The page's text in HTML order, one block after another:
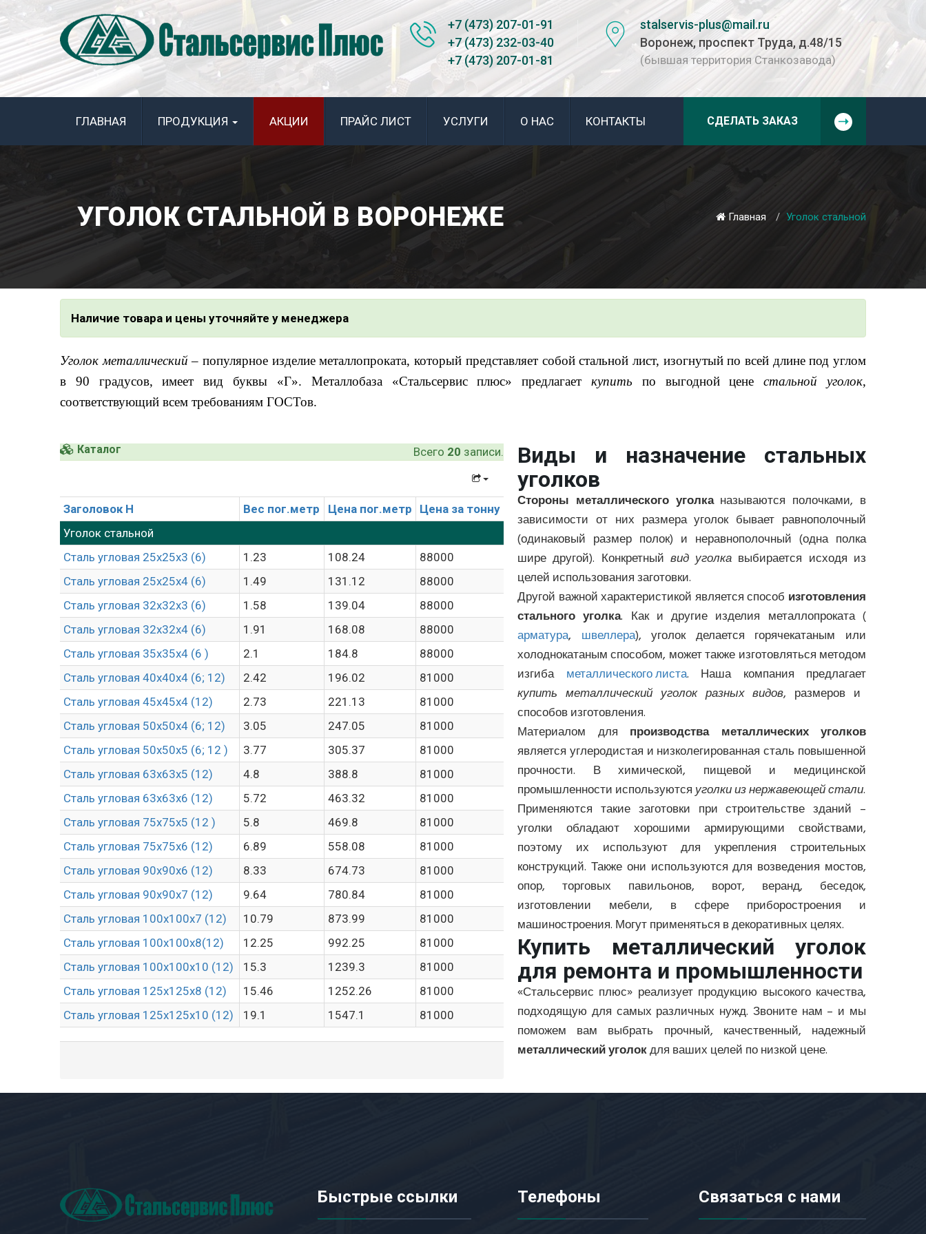
+7 (473) 207-01-91
+7 (473) 232-03-40
+7 (473) 207-01-81
stalservis-plus@mail.ru
Воронеж, проспект Труда, д.48/15
(бывшая территория Станкозавода)
ГЛАВНАЯ ПРОДУКЦИЯ АКЦИИ ПРАЙС ЛИСТ УСЛУГИ О НАС КОНТАКТЫ СДЕЛАТЬ ЗАКАЗ
УГОЛОК СТАЛЬНОЙ В ВОРОНЕЖЕ Главная Уголок стальной
Наличие товара и цены уточняйте у менеджера
Уголок металлический­­– популярное изделие металлопроката, который представляет собой стальной лист, изогнутый по всей длине под углом
в 90 градусов, имеет вид буквы «Г». Металлобаза «Стальсервис плюс» предлагает купить по выгодной ценестальной уголок,
соответствующий всем требованиям ГОСТов.
Всего 20 записи.
Каталог
Заголовок H Вес пог.метр Цена пог.метр
Цена за тонну
Уголок стальной
Сталь угловая 25х25х3 (6)
1.23 108.24
88000
Сталь угловая 25х25х4 (6)
1.49 131.12
88000
Сталь угловая 32х32х3 (6)
1.58 139.04
88000
Сталь угловая 32х32х4 (6)
1.91 168.08
88000
Сталь угловая 35х35х4 (6 )
2.1 184.8
88000
Сталь угловая 40х40х4 (6; 12)
2.42 196.02
81000
Сталь угловая 45х45х4 (12)
2.73 221.13
81000
Сталь угловая 50х50х4 (6; 12)
3.05 247.05
81000
Сталь угловая 50х50х5 (6; 12 )
3.77 305.37
81000
Сталь угловая 63х63х5 (12)
4.8 388.8
81000
Сталь угловая 63х63х6 (12)
5.72 463.32
81000
Сталь угловая 75х75х5 (12 )
5.8 469.8
81000
Сталь угловая 75х75х6 (12)
6.89 558.08
81000
Сталь угловая 90х90х6 (12)
8.33 674.73
81000
Сталь угловая 90х90х7 (12)
9.64 780.84
81000
Сталь угловая 100х100х7 (12)
10.79 873.99
81000
Сталь угловая 100х100х8(12)
12.25 992.25
81000
Сталь угловая 100х100х10 (12)
15.3 1239.3
81000
Сталь угловая 125х125х8 (12)
15.46 1252.26
81000
Сталь угловая 125х125х10 (12)
19.1 1547.1 81000
Виды и назначение стальных
уголков
Стороны металлического уголканазываются полочками, в
зависимости от них размера уголок бывает равнополочный
(одинаковый размер полок) и неравнополочный (одна полка
шире другой). Конкретный вид уголка выбирается исходя из
целей использования заготовки.
Другой важной характеристикой является способ изготовления
стального уголка. Как и другие изделия металлопроката (
арматура, швеллера), уголок делается горячекатаным или
холоднокатаным способом, может также изготовляться методом
изгиба металлического листа. Наша компания предлагает
купить металлический уголок разных видов, размеров и
способов изготовления.
Материалом для производства металлических уголков
является углеродистая и низколегированная сталь повышенной
прочности. В химической, пищевой и медицинской
промышленности используютсяуголки из нержавеющей стали.
Применяются такие заготовки при строительстве зданий –
уголки обладают хорошими армирующими свойствами,
поэтому их используют для укрепления строительных
конструкций. Также они используются для возведения мостов,
опор, торговых павильонов, ворот, веранд, беседок,
изготовлении мебели, в сфере приборостроения и
машиностроения. Могут применяться в декоративных целях.
Купить металлический уголок
для ремонта и промышленности
«Стальсервис плюс» реализует продукцию высокого качества,
подходящую для самых различных нужд. Звоните нам – и мы
поможем вам выбрать прочный, качественный, надежный
металлический уголокдля ваших целей по низкой цене.
Быстрые ссылки Телефоны Связаться с нами